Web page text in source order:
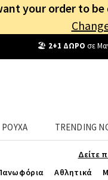
your order to be
Μεταφορικά από
ΡΟΥΧΑ TRENDING
Γυναικεία
τζιν σε μεγάλα
Δείτε
Αθλητικά